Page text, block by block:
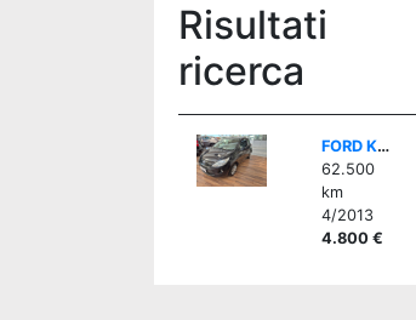
Risultati
ricerca
FORD Ka/Ka+ 1.2 8V 69CV Individual
62.500
km
4/2013
4.800 €